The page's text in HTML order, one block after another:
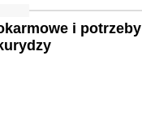
i potrzeby